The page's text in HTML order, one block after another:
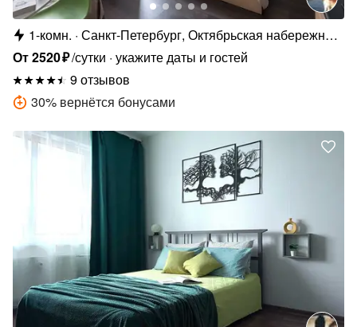
1-комн. Санкт-Петербург, Октябрьская набережная,
34к5
От2520₽/сутки укажите даты и гостей
9 отзывов
30% вернётся бонусами